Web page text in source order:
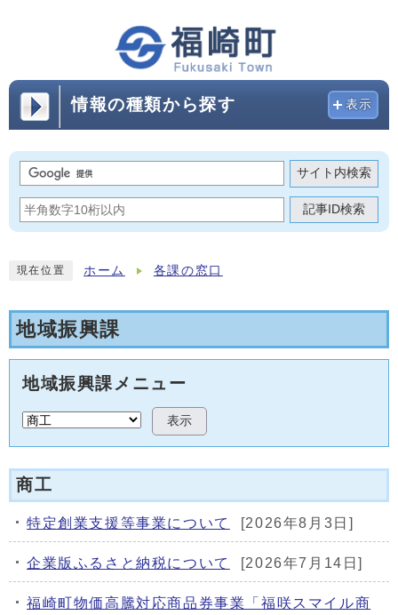
情報の種類から探す 表示
サイト内検索
記事ID検索
現在位置 ホーム 各課の窓口
地域振興課
地域振興課メニュー
表示
商工
特定創業支援等事業について [2026年8月3日]
企業版ふるさと納税について [2026年7月14日]
福崎町物価高騰対応商品券事業「福咲スマイル商